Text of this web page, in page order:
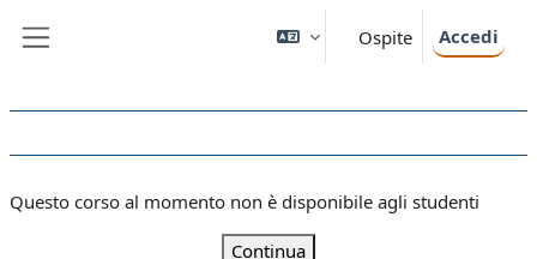
Ospite Accedi
Questo corso al momento non è disponibile agli studenti
Continua